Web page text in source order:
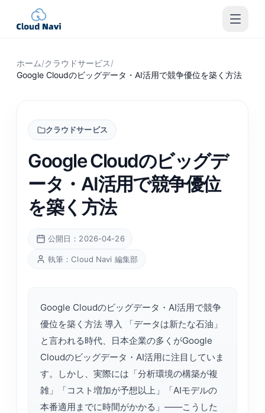
ホーム/クラウドサービス/
Google Cloudのビッグデータ・AI活用で競争優位を築く方法
クラウドサービス
Google Cloudのビッグデ
ータ・AI活用で競争優位
を築く方法
公開日：2026-04-26
執筆：Cloud Navi 編集部
Google Cloudのビッグデータ・AI活用で競争
優位を築く方法 導入 「データは新たな石油」
と言われる時代、日本企業の多くがGoogle
Cloudのビッグデータ・AI活用に注目していま
す。しかし、実際には「分析環境の構築が複
雑」「コスト増加が予想以上」「AIモデルの
本番適用までに時間がかかる」——こうした